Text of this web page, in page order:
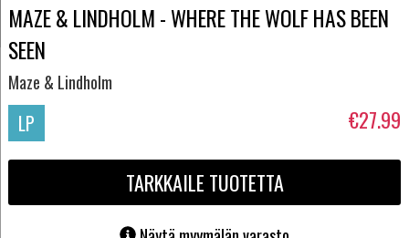
MAZE & LINDHOLM - WHERE THE WOLF HAS BEEN
SEEN
Maze & Lindholm
LP €27.99
TARKKAILE TUOTETTA